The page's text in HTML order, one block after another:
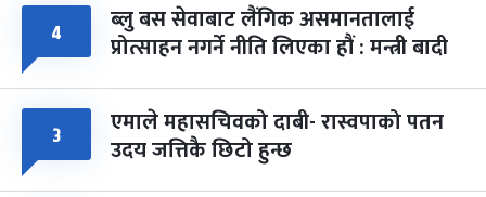
४ ब्लु बस सेवाबाट लैंगिक असमानतालाई
प्रोत्साहन नगर्ने नीति लिएका हौं : मन्त्री बादी
३ एमाले महासचिवको दाबी- रास्वपाको पतन
उदय जत्तिकै छिटो हुन्छ